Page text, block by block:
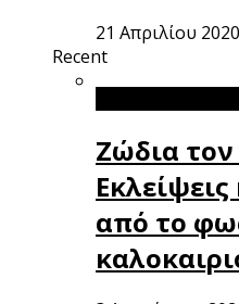
21 Απριλίου 2020
Recent
Ζώδια
από το